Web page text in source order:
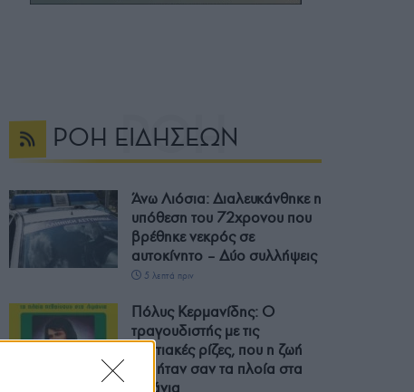
ΡΟΗ ΕΙΔΗΣΕΩΝ
Άνω Λιόσια: Διαλευκάνθηκε η
υπόθεση του 72χρονου που
βρέθηκε νεκρός σε
αυτοκίνητο – Δύο συλλήψεις
5 λεπτά πριν
Πόλυς Κερμανίδης: Ο
τραγουδιστής με τις
ποντιακές ρίζες, που η ζωή
του ήταν σαν τα πλοία στα
λιμάνια